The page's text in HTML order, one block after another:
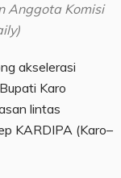
Anggota Komisi
akselerasi
Karo
lintas
KARDIPA (Karo–